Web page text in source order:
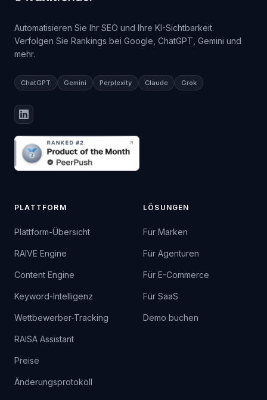
Automatisieren Sie Ihr SEO und Ihre KI-Sichtbarkeit.
Verfolgen Sie Rankings bei Google, ChatGPT, Gemini und
mehr.
ChatGPT Gemini Perplexity Claude Grok
PLATTFORM
Plattform-Übersicht
RAIVE Engine
Content Engine
Keyword-Intelligenz
Wettbewerber-Tracking
RAISA Assistant
Preise
Änderungsprotokoll
LÖSUNGEN
Für Marken
Für Agenturen
Für E-Commerce
Für SaaS
Demo buchen